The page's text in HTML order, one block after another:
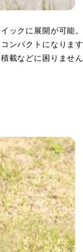
ックに展開が可能
ンパクトになります
載などに困りません